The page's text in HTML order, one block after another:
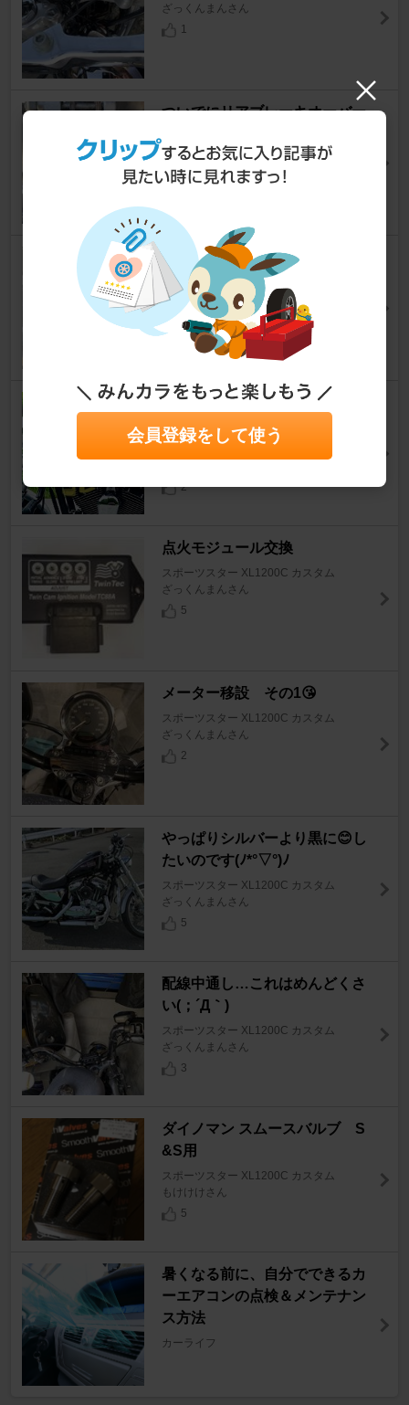
ざっくんまんさん
1
ついでにリアブレーキオーバー
スポーツスター XL1200C カスタム
ざっくんまんさん
xl1200xシート取り付け
スポーツスター XL1200C カスタム
ざっくんまんさん
2
イグニッションコイル移設😊そ
の1
2
点火モジュール交換
スポーツスター XL1200C カスタム
ざっくんまんさん
5
メーター移設 その1😘
スポーツスター XL1200C カスタム
ざっくんまんさん
2
やっぱりシルバーより黒に😊し
たいのです(ﾉ*°▽°)ﾉ
スポーツスター XL1200C カスタム
ざっくんまんさん
5
配線中通し…これはめんどくさ
い(；´Д｀)
スポーツスター XL1200C カスタム
ざっくんまんさん
3
ダイノマン スムースバルブ S
&S用
スポーツスター XL1200C カスタム
もけけけさん
5
暑くなる前に、自分でできるカ
ーエアコンの点検＆メンテナン
ス方法
カーライフ
会員登録をして使う